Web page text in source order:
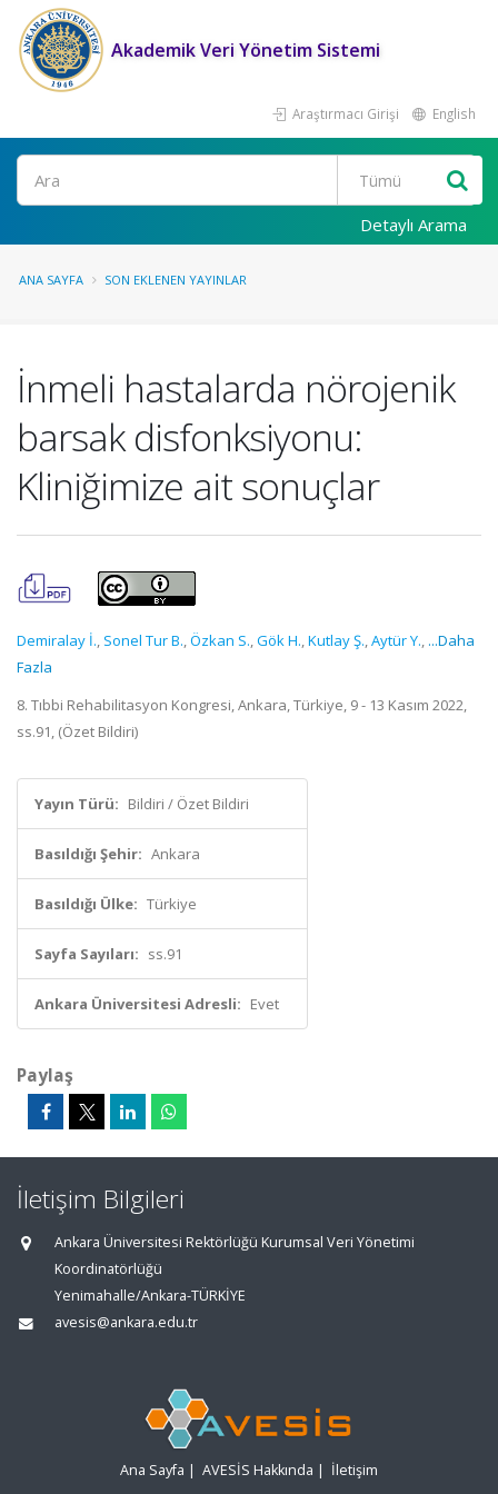
Akademik Veri Yönetim Sistemi
Araştırmacı Girişi English
Ara
Detaylı Arama
ANA SAYFA SON EKLENEN YAYINLAR
İnmeli hastalarda nörojenik
barsak disfonksiyonu:
Kliniğimize ait sonuçlar
Demiralay İ., Sonel Tur B.,Özkan S.,Gök H.,Kutlay Ş.,Aytür Y., ...Daha
Fazla
8. Tıbbi Rehabilitasyon Kongresi, Ankara, Türkiye, 9 - 13 Kasım 2022,
ss.91, (Özet Bildiri)
Yayın Türü: Bildiri / Özet Bildiri
Basıldığı Şehir: Ankara
Basıldığı Ülke: Türkiye
Sayfa Sayıları: ss.91
Ankara Üniversitesi Adresli: Evet
Paylaş
İletişim Bilgileri
Ankara Üniversitesi Rektörlüğü Kurumsal Veri Yönetimi
Koordinatörlüğü
Yenimahalle/Ankara-TÜRKİYE
avesis@ankara.edu.tr
Ana Sayfa | AVESİS Hakkında | İletişim